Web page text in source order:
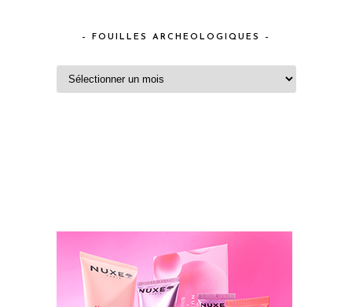
– FOUILLES ARCHEOLOGIQUES –